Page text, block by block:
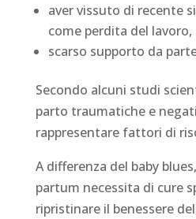
aver vissuto di recente
come perdita del
scarso supporto da
Secondo alcuni studi
parto traumatiche e
rappresentare fattori di
A differenza del baby
partum necessita di cure
ripristinare il benessere